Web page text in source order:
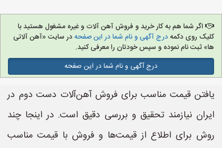
اگر شما هم به کار خرید و فروش آهن آلات و غیره مشغول هستید با
کلیک روی دکمهدرج آگهی و نام شما در این صفحهدر سایت «آهن آلاتی
ها» ثبت نام نموده و سپس خودتان را معرفی کنید.
درج آگهی و نام شما در این صفحه
یافتن قیمت مناسب برای فروش آهن‌آلات دست دوم در
ایران نیازمند تحقیق و بررسی دقیق است. در اینجا چند
روش برای اطلاع از قیمت‌ها و فروش با قیمت مناسب